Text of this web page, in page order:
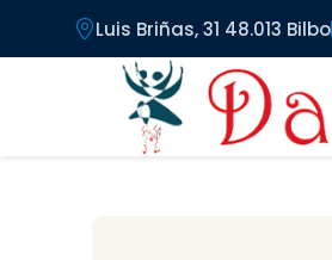
Pasar al contenido principal
Luis Briñas, 31 48.013 Bilbo